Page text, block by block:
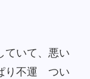
ていて、悪い
り不運 つい